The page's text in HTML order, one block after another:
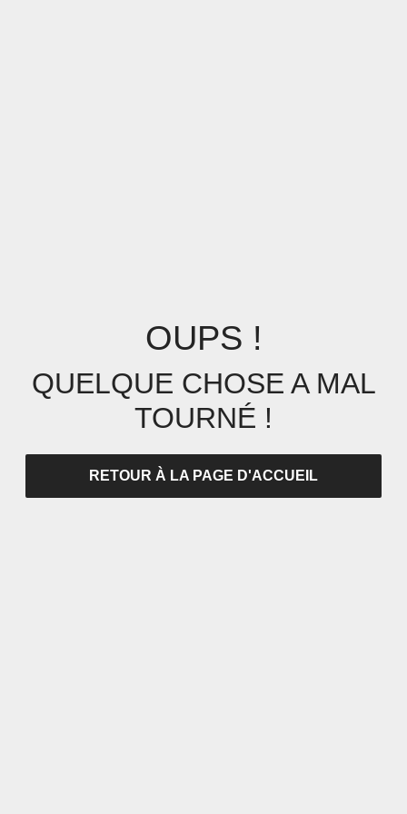
OUPS !
QUELQUE CHOSE A MAL
TOURNÉ !
RETOUR À LA PAGE D'ACCUEIL